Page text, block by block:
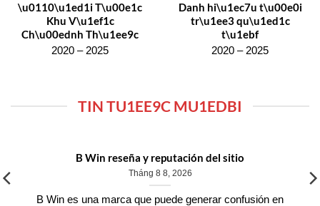
\u0110\u1ed1i T\u00e1c
Khu V\u1ef1c
Ch\u00ednh Th\u1ee9c
2020 – 2025
Danh hi\u1ec7u t\u00e0i
tr\u1ee3 qu\u1ed1c
t\u1ebf
2020 – 2025
TIN TU1EE9C MU1EDBI
B Win reseña y reputación del sitio
Tháng 8 8, 2026
B Win es una marca que puede generar confusión en